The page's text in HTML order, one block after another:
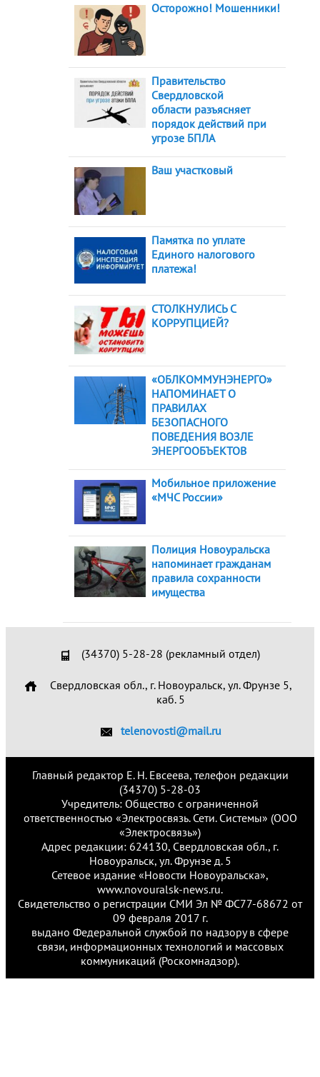
Осторожно! Мошенники!
Правительство
Свердловской
области разъясняет
порядок действий при
угрозе БПЛА
Ваш участковый
Памятка по уплате
Единого налогового
платежа!
СТОЛКНУЛИСЬ С
КОРРУПЦИЕЙ?
«ОБЛКОММУНЭНЕРГО»
НАПОМИНАЕТ О
ПРАВИЛАХ
БЕЗОПАСНОГО
ПОВЕДЕНИЯ ВОЗЛЕ
ЭНЕРГООБЪЕКТОВ
Мобильное приложение
«МЧС России»
Полиция Новоуральска
напоминает гражданам
правила сохранности
имущества
(34370) 5-28-28 (рекламный отдел)
Свердловская обл., г. Новоуральск, ул. Фрунзе 5,
каб. 5
telenovosti@mail.ru
Главный редактор Е. Н. Евсеева, телефон редакции
(34370) 5-28-03
Учредитель: Общество с ограниченной
ответственностью «Электросвязь. Сети. Системы» (ООО
«Электросвязь»)
Адрес редакции: 624130, Свердловская обл., г.
Новоуральск, ул. Фрунзе д. 5
Сетевое издание «Новости Новоуральска»,
www.novouralsk-news.ru.
Свидетельство о регистрации СМИ Эл № ФС77-68672 от
09 февраля 2017 г.
выдано Федеральной службой по надзору в сфере
связи, информационных технологий и массовых
коммуникаций (Роскомнадзор).